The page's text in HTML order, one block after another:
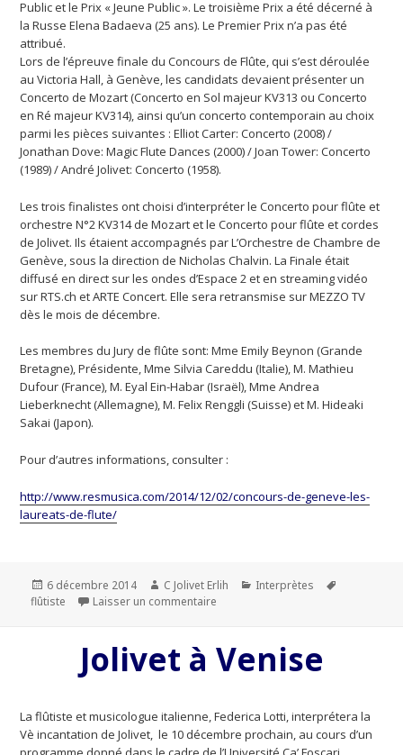
Public et le Prix « Jeune Public ». Le troisième Prix a été décerné à
la Russe Elena Badaeva (25 ans). Le Premier Prix n’a pas été
attribué.
Lors de l’épreuve finale du Concours de Flûte, qui s’est déroulée
au Victoria Hall, à Genève, les candidats devaient présenter un
Concerto de Mozart (Concerto en Sol majeur KV313 ou Concerto
en Ré majeur KV314), ainsi qu’un concerto contemporain au choix
parmi les pièces suivantes : Elliot Carter: Concerto (2008) /
Jonathan Dove: Magic Flute Dances (2000) / Joan Tower: Concerto
(1989) / André Jolivet: Concerto (1958).
Les trois finalistes ont choisi d’interpréter le Concerto pour flûte et
orchestre N°2 KV314 de Mozart et le Concerto pour flûte et cordes
de Jolivet. Ils étaient accompagnés par L’Orchestre de Chambre de
Genève, sous la direction de Nicholas Chalvin. La Finale était
diffusé en direct sur les ondes d’Espace 2 et en streaming vidéo
sur RTS.ch et ARTE Concert. Elle sera retransmise sur MEZZO TV
dès le mois de décembre.
Les membres du Jury de flûte sont: Mme Emily Beynon (Grande
Bretagne), Présidente, Mme Silvia Careddu (Italie), M. Mathieu
Dufour (France), M. Eyal Ein-Habar (Israël), Mme Andrea
Lieberknecht (Allemagne), M. Felix Renggli (Suisse) et M. Hideaki
Sakai (Japon).
Pour d’autres informations, consulter :
http://www.resmusica.com/2014/12/02/concours-de-geneve-les-
laureats-de-flute/
Publié
le
6 décembre 2014 Auteur
C Jolivet Erlih Catégories
Interprètes
flûtiste Laisser un commentaire
Jolivet à Venise
La flûtiste et musicologue italienne, Federica Lotti, interprétera la
Vè incantation de Jolivet, le 10 décembre prochain, au cours d’un